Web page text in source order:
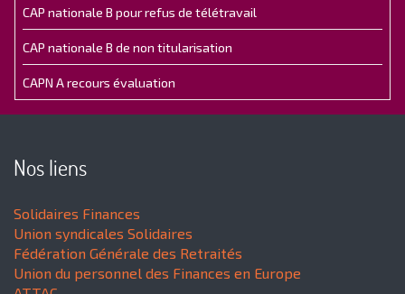
CAP nationale B pour refus de télétravail
CAP nationale B de non titularisation
CAPN A recours évaluation
Nos liens
Solidaires Finances
Union syndicales Solidaires
Fédération Générale des Retraités
Union du personnel des Finances en Europe